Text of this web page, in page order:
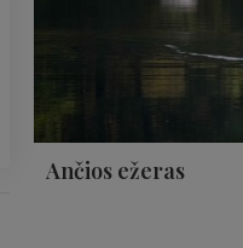
Ančios ežeras